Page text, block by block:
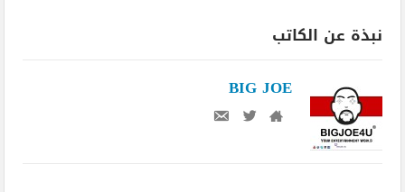
نبذة عن الكاتب
BIG JOE